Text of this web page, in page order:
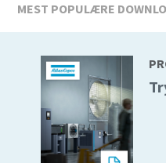
MEST POPULÆRE